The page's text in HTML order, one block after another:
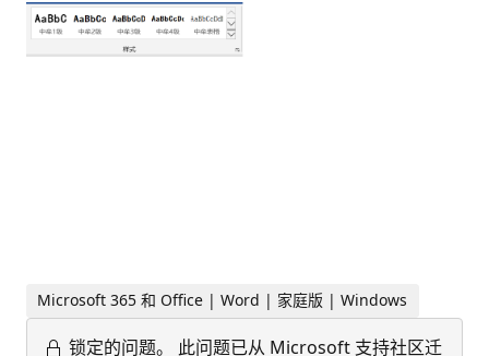
Microsoft 365 和 Office | Word | 家庭版 | Windows
锁定的问题。
此问题已从 Microsoft 支持社区迁